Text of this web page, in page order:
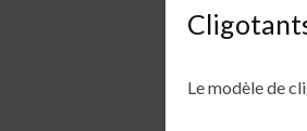
Le modèle de